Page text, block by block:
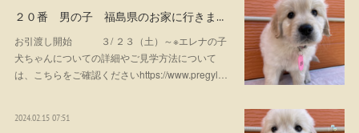
２０番 男の子 福島県のお家に行きま…
お引渡し開始 ３/ ２３（土）～※エレナの子
犬ちゃんについての詳細やご見学方法について
は、こちらをご確認くださいhttps://www.pregyl…
2024.02.15 07:51